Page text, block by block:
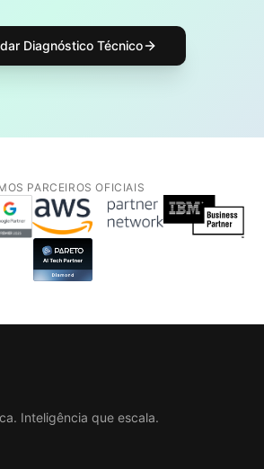
Diagnóstico Técnico
PARCEIROS OFICIAIS
Inteligência que escala.